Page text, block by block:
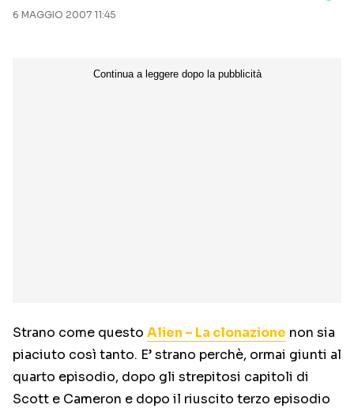
6 MAGGIO 2007 11:45
Strano come questo Alien – La clonazione non sia
piaciuto così tanto. E’ strano perchè, ormai giunti al
quarto episodio, dopo gli strepitosi capitoli di
Scott e Cameron e dopo il riuscito terzo episodio